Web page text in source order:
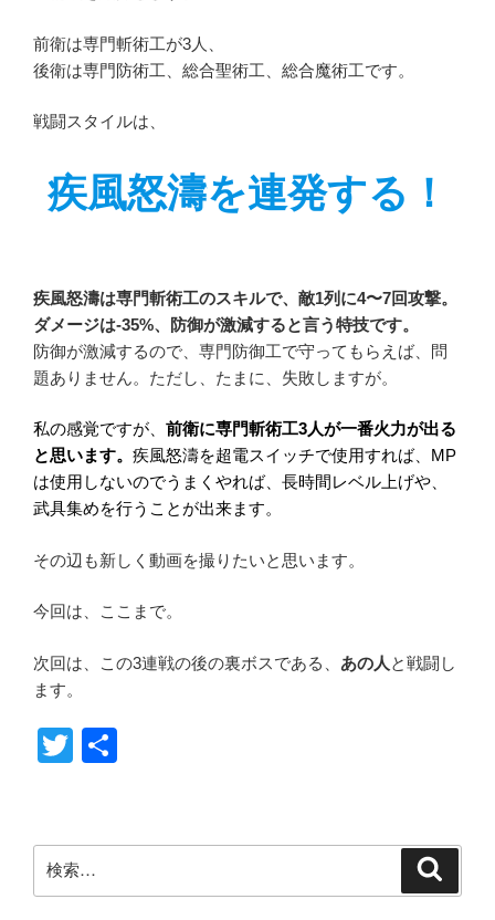
前衛は専門斬術工が3人、
後衛は専門防術工、総合聖術工、総合魔術工です。
戦闘スタイルは、
疾風怒濤を連発する！
疾風怒濤は専門斬術工のスキルで、敵1列に4〜7回攻撃。
ダメージは-35%、防御が激減すると言う特技です。
防御が激減するので、専門防御工で守ってもらえば、問
題ありません。ただし、たまに、失敗しますが。
私の感覚ですが、 前衛に専門斬術工3人が一番火力が出る
と思います。 疾風怒濤を超電スイッチで使用すれば、MP
は使用しないのでうまくやれば、長時間レベル上げや、
武具集めを行うことが出来ます。
その辺も新しく動画を撮りたいと思います。
今回は、ここまで。
次回は、この3連戦の後の裏ボスである、 あの人 と戦闘し
ます。
T
er
索: